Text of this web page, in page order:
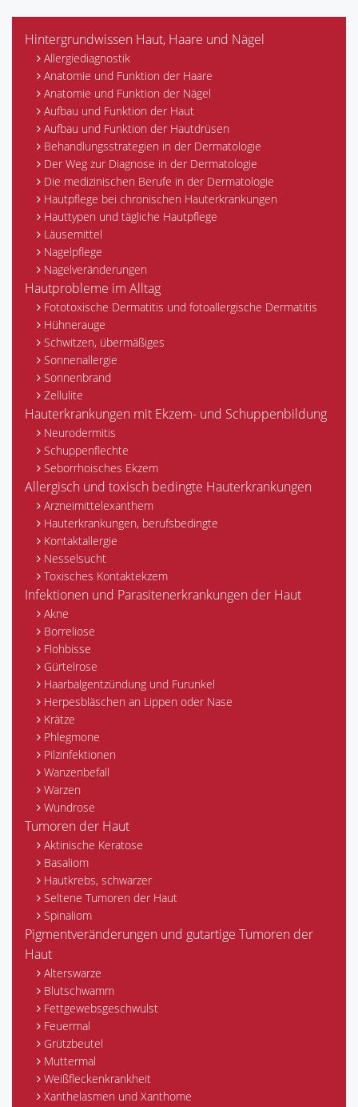
Hintergrundwissen Haut, Haare und Nägel
Allergiediagnostik
Anatomie und Funktion der Haare
Anatomie und Funktion der Nägel
Aufbau und Funktion der Haut
Aufbau und Funktion der Hautdrüsen
Behandlungsstrategien in der Dermatologie
Der Weg zur Diagnose in der Dermatologie
Die medizinischen Berufe in der Dermatologie
Hautpflege bei chronischen Hauterkrankungen
Hauttypen und tägliche Hautpflege
Läusemittel
Nagelpflege
Nagelveränderungen
Hautprobleme im Alltag
Fototoxische Dermatitis und fotoallergische Dermatitis
Hühnerauge
Schwitzen, übermäßiges
Sonnenallergie
Sonnenbrand
Zellulite
Hauterkrankungen mit Ekzem- und Schuppenbildung
Neurodermitis
Schuppenflechte
Seborrhoisches Ekzem
Allergisch und toxisch bedingte Hauterkrankungen
Arzneimittelexanthem
Hauterkrankungen, berufsbedingte
Kontaktallergie
Nesselsucht
Toxisches Kontaktekzem
Infektionen und Parasitenerkrankungen der Haut
Akne
Borreliose
Flohbisse
Gürtelrose
Haarbalgentzündung und Furunkel
Herpesbläschen an Lippen oder Nase
Krätze
Phlegmone
Pilzinfektionen
Wanzenbefall
Warzen
Wundrose
Tumoren der Haut
Aktinische Keratose
Basaliom
Hautkrebs, schwarzer
Seltene Tumoren der Haut
Spinaliom
Pigmentveränderungen und gutartige Tumoren der
Haut
Alterswarze
Blutschwamm
Fettgewebsgeschwulst
Feuermal
Grützbeutel
Muttermal
Weißfleckenkrankheit
Xanthelasmen und Xanthome